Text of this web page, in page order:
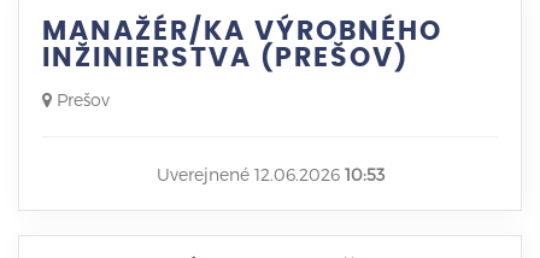
MANAŽÉR/KA VÝROBNÉHO
INŽINIERSTVA (PREŠOV)
Prešov
Uverejnené 12.06.2026 10:53